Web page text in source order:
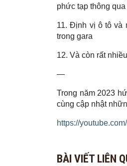
phức tạp thông
11. Định vị ô tô và
trong gara
12. Và còn rất
—
Trong năm 2023
cùng cập nhật
https://
BÀI VIẾT LIÊN